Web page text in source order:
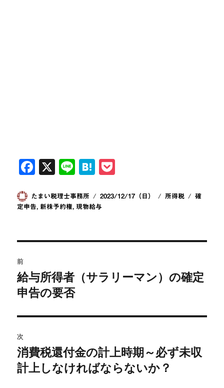
F
c
e
o
k
X
Li
e
H
e
n
ck
投
稿
たまい税理士事務所
投
稿
2023/12/17（日）
カ
所得税
タ
確
定申告, 新株予約権,現物給与
稿
ナ
ビ
ゲ
ー
前
前
の
稿:
給与所得者（サラリーマン）の確定
申告の要否
次
次
の
消費税還付金の計上時期～必ず未収
計上しなければならないか？